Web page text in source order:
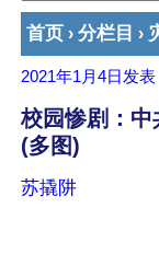
首页 › 分栏目 ›
2021年1月4日 发表
校园惨剧：
(多图)
苏撬阱